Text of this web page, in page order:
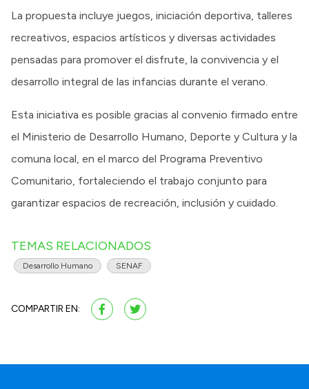
La propuesta incluye juegos, iniciación deportiva, talleres
recreativos, espacios artísticos y diversas actividades
pensadas para promover el disfrute, la convivencia y el
desarrollo integral de las infancias durante el verano.
Esta iniciativa es posible gracias al convenio firmado entre
el Ministerio de Desarrollo Humano, Deporte y Cultura y la
comuna local, en el marco del Programa Preventivo
Comunitario, fortaleciendo el trabajo conjunto para
garantizar espacios de recreación, inclusión y cuidado.
TEMAS RELACIONADOS
Desarrollo Humano SENAF
COMPARTIR EN: